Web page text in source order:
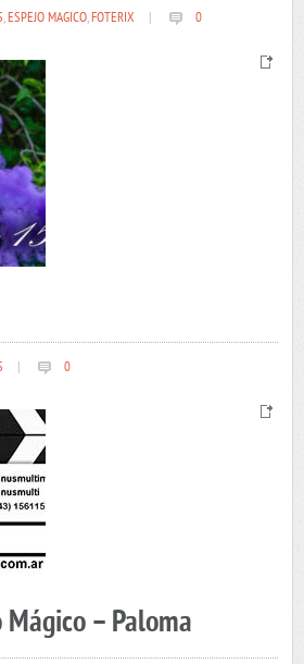
,ESPEJO MAGICO,FOTERIX 0
0
Mágico – Paloma